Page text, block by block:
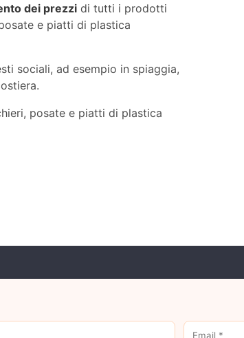
dei prezzi di tutti i prodotti
e piatti di plastica
sociali, ad esempio in spiaggia,
posate e piatti di plastica